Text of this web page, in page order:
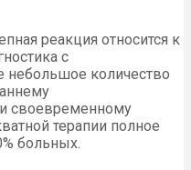
реакция относится к
с
количество
своевременному
терапии полное
больных.